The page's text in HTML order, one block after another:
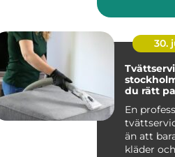
30.
stockholm så
du rätt
En
än att
kläder